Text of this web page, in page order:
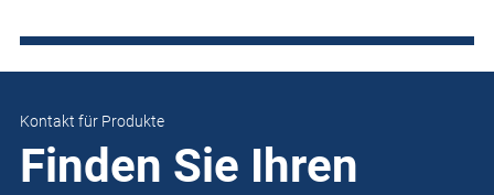
Kontakt für Produkte
Finden Sie Ihren